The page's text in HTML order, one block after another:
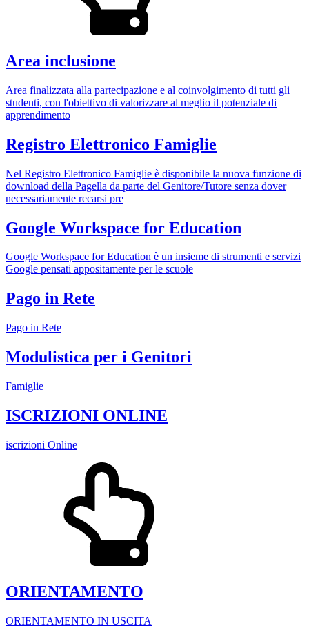
Area inclusione
Area finalizzata alla partecipazione e al coinvolgimento di tutti gli
studenti, con l'obiettivo di valorizzare al meglio il potenziale di
apprendimento
Registro Elettronico Famiglie
Nel Registro Elettronico Famiglie è disponibile la nuova funzione di
download della Pagella da parte del Genitore/Tutore senza dover
necessariamente recarsi pre
Google Workspace for Education
Google Workspace for Education è un insieme di strumenti e servizi
Google pensati appositamente per le scuole
Pago in Rete
Pago in Rete
Modulistica per i Genitori
Famiglie
ISCRIZIONI ONLINE
iscrizioni Online
ORIENTAMENTO
ORIENTAMENTO IN USCITA